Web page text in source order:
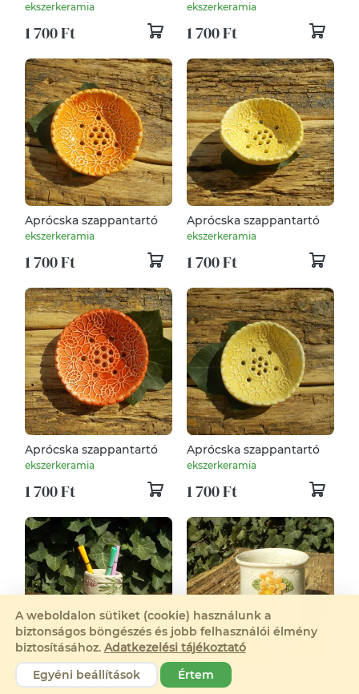
ekszerkeramia
1 700 Ft
ekszerkeramia
1 700 Ft
Aprócska szappantartó
ekszerkeramia
1 700 Ft
Aprócska szappantartó
ekszerkeramia
1 700 Ft
Aprócska szappantartó
ekszerkeramia
1 700 Ft
Aprócska szappantartó
ekszerkeramia
1 700 Ft
Levendulás tároló Ceruzatartó
A weboldalon sütiket (cookie) használunk a
biztonságos böngészés és jobb felhasználói élmény
biztosításához. Adatkezelési tájékoztató
Egyéni beállítások
Értem